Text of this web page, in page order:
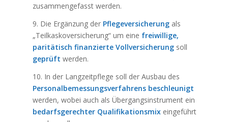
zusammengefasst werden.
9. Die Ergänzung der Pflegeversicherungals
„Teilkaskoversicherung“ um eine freiwillige,
paritätisch finanzierte Vollversicherungsoll
geprüft werden.
10. In der Langzeitpflege soll der Ausbau des
Personalbemessungsverfahrens beschleunigt
werden, wobei auch als Übergangsinstrument ein
bedarfsgerechter Qualifikationsmixeingeführt